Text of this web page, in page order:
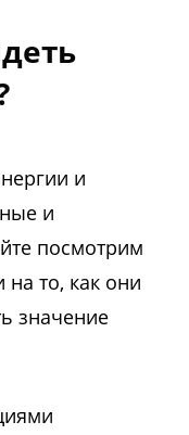
и
и
посмотрим
то, как они
значение